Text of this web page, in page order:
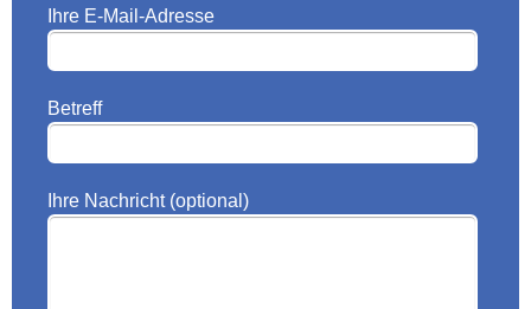
Ihre E-Mail-Adresse
Betreff
Ihre Nachricht (optional)